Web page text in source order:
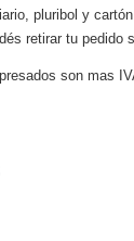
pluribol y
retirar tu pedido
son mas